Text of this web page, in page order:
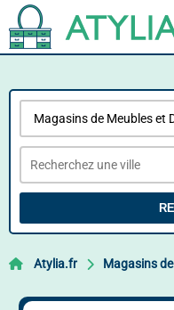
Atylia.fr Magasins